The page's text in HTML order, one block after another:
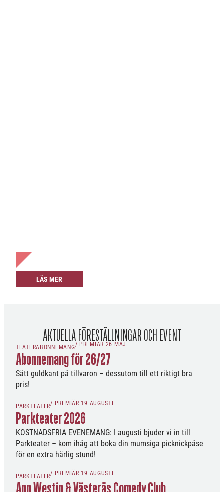
LÄS MER
AKTUELLA FÖRESTÄLLNINGAR OCH EVENT
TEATERABONNEMANG/ PREMIÄR 26 MAJ
Abonnemang för 26/27
Sätt guldkant på tillvaron – dessutom till ett riktigt bra
pris!
PARKTEATER/ PREMIÄR 19 AUGUSTI
Parkteater 2026
KOSTNADSFRIA EVENEMANG: I augusti bjuder vi in till
Parkteater – kom ihåg att boka din mumsiga picknickpåse
för en extra härlig stund!
PARKTEATER/ PREMIÄR 19 AUGUSTI
Ann Westin & Västerås Comedy Club